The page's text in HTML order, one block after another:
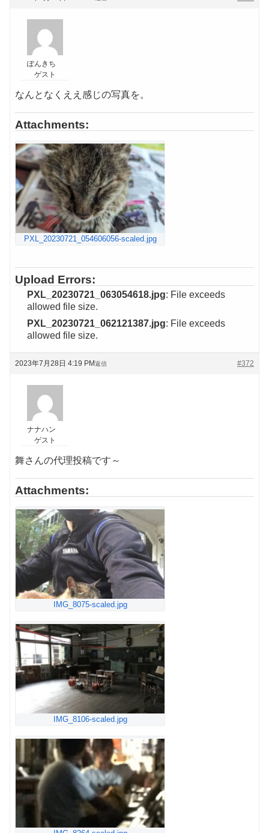
ぽんきち
ゲスト
なんとなくええ感じの写真を。
Attachments:
PXL_20230721_054606056-scaled.jpg
Upload Errors:
PXL_20230721_063054618.jpg: File exceeds
allowed file size.
PXL_20230721_062121387.jpg: File exceeds
allowed file size.
2023年7月28日 4:19 PM #372
返信
ナナハン
ゲスト
舞さんの代理投稿です～
Attachments:
IMG_8075-scaled.jpg
IMG_8106-scaled.jpg